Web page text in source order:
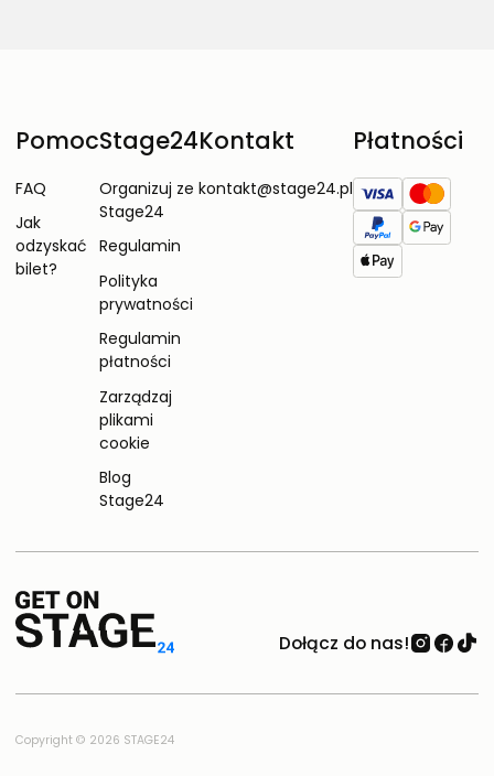
Pomoc
FAQ
Jak
odzyskać
bilet?
Stage24
Organizuj ze
Stage24
Regulamin
Polityka
prywatności
Regulamin
płatności
Zarządzaj
plikami
cookie
Blog
Stage24
Kontakt
kontakt@stage24.pl
Płatności
Dołącz do nas!
Copyright © 2026 STAGE24